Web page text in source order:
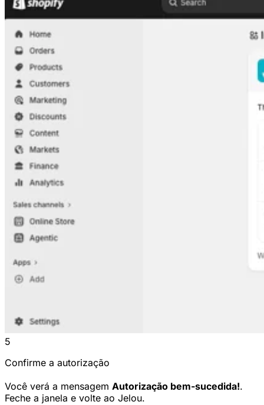
5
Confirme a autorização
Você verá a mensagem Autorização bem-sucedida!.
Feche a janela e volte ao Jelou.